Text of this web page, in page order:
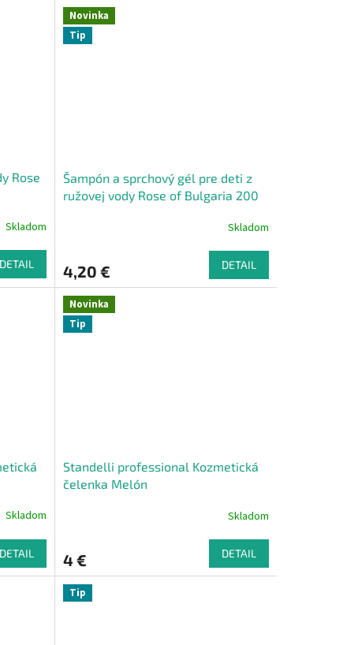
Rose
Skladom
DETAIL
Novinka
Tip
Šampón a sprchový gél pre deti z
ružovej vody Rose of Bulgaria 200
Skladom
4,20 € DETAIL
Skladom
DETAIL
Novinka
Tip
Standelli professional Kozmetická
čelenka Melón
Skladom
4 € DETAIL
Tip